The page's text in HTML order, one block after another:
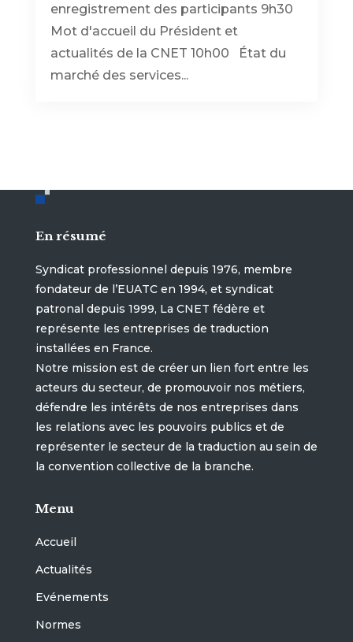
enregistrement des participants 9h30
Mot d'accueil du Président et
actualités de la CNET 10h00 État du
marché des services...
En résumé
Syndicat professionnel depuis 1976, membre
fondateur de l’EUATC en 1994, et syndicat
patronal depuis 1999, La CNET fédère et
représente les entreprises de traduction
installées en France.
Notre mission est de créer un lien fort entre les
acteurs du secteur, de promouvoir nos métiers,
défendre les intérêts de nos entreprises dans
les relations avec les pouvoirs publics et de
représenter le secteur de la traduction au sein de
la convention collective de la branche.
Menu
Accueil
Actualités
Evénements
Normes